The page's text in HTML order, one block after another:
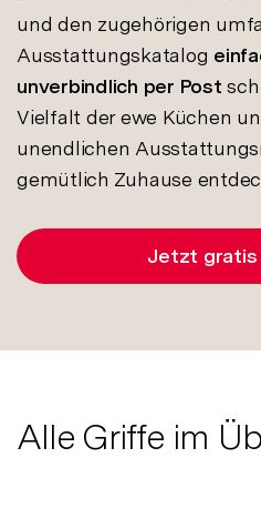
und den zugehörigen
Ausstattungskatalog
unverbindlich per Post
Vielfalt der ewe Küchen
unendlichen
gemütlich Zuhause
Jetzt gratis
Alle Griffe im